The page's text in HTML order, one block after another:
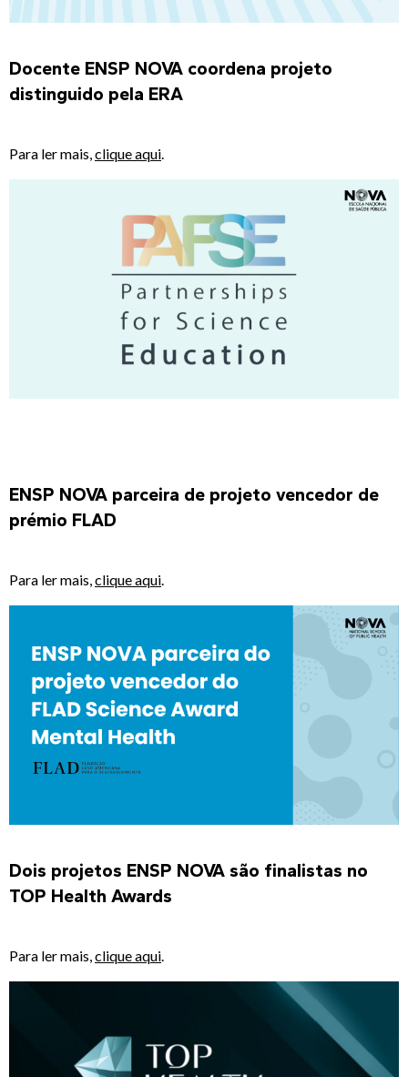
Docente ENSP NOVA coordena projeto
distinguido pela ERA
Para ler mais,clique aqui.
ENSP NOVA parceira de projeto vencedor de
prémio FLAD
Para ler mais,clique aqui.
Dois projetos ENSP NOVA são finalistas no
TOP Health Awards
Para ler mais, clique aqui